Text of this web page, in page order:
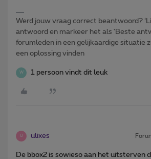
Werd jouw vraag correct beantwoord?
antwoord en markeer het als 'Beste
forumleden in een gelijkaardige situatie
een oplossing vinden
W 1 persoon vindt dit leuk
U ulixes
De bbox2 is sowieso aan het uitsterven